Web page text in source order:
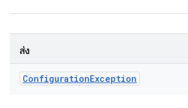
ส่ง
ConfigurationException